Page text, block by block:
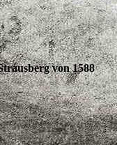
von 1588